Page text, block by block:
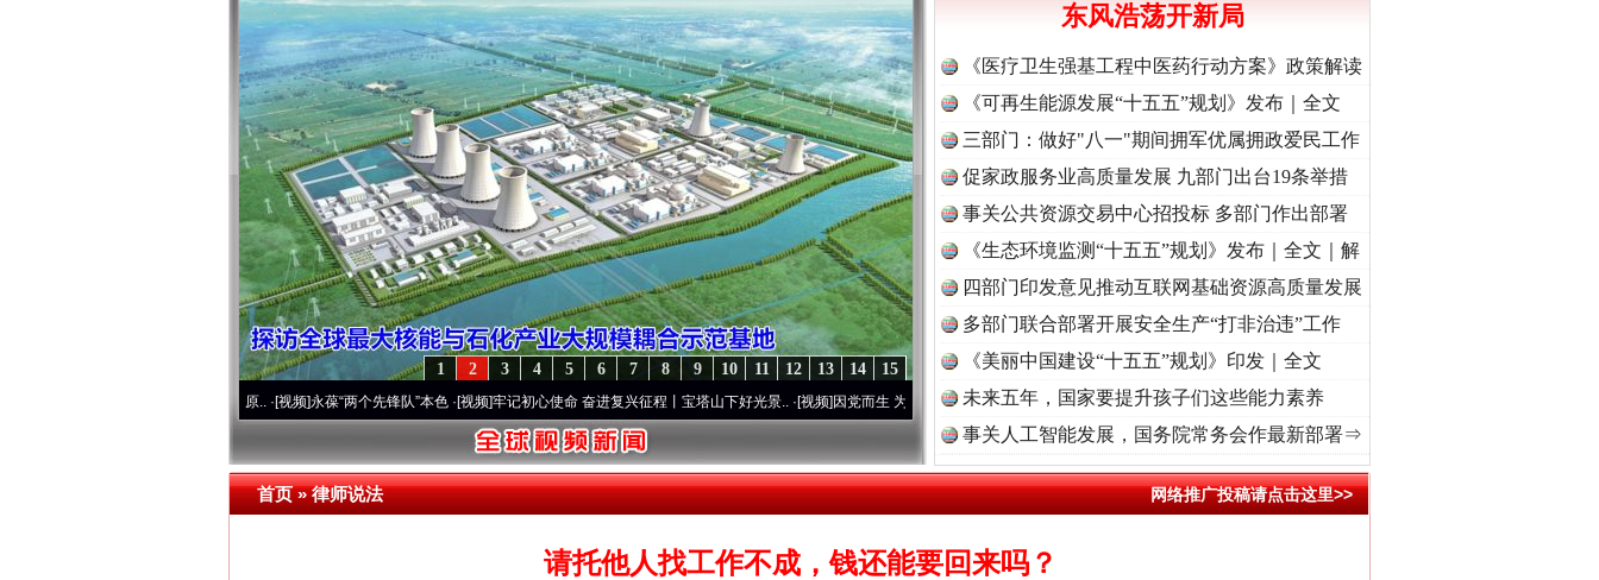
15
14
13
12
11
10
9
8
7
6
5
4
3
2
1
·[视频]永葆“两个先锋队”本色·[视频]牢记初心使命 奋进复兴征程丨宝塔山下好光景..·[视频]因党而生 为党而战——百年“纪”事⑧加强纪律..·[视频]牢记初心使命 奋进复兴征程丨“转折之城”激荡..
东风浩荡开新局
《医疗卫生强基工程中医药行动方案》政策解读
《可再生能源发展“十五五”规划》发布｜全文
三部门：做好"八一"期间拥军优属拥政爱民工作
促家政服务业高质量发展 九部门出台19条举措
事关公共资源交易中心招投标 多部门作出部署
《生态环境监测“十五五”规划》发布｜全文｜解
读
四部门印发意见推动互联网基础资源高质量发展
多部门联合部署开展安全生产“打非治违”工作
《美丽中国建设“十五五”规划》印发｜全文
未来五年，国家要提升孩子们这些能力素养
事关人工智能发展，国务院常务会作最新部署⇒
首页»律师说法 网络推广投稿请点击这里>>
请托他人找工作不成，钱还能要回来吗？